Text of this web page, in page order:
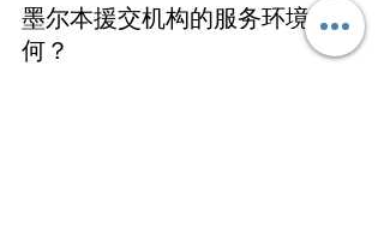
墨尔本援交机构的服务环境如
何？